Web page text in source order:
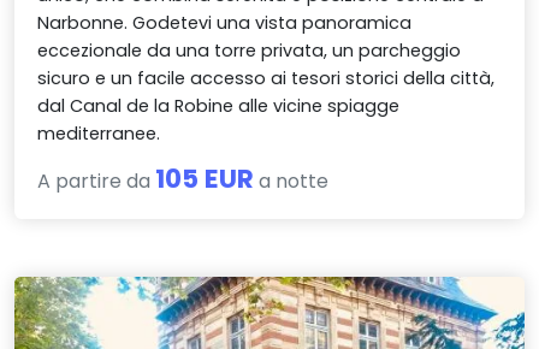
Narbonne. Godetevi una vista panoramica
eccezionale da una torre privata, un parcheggio
sicuro e un facile accesso ai tesori storici della città,
dal Canal de la Robine alle vicine spiagge
mediterranee.
A partire da 105 EUR a notte